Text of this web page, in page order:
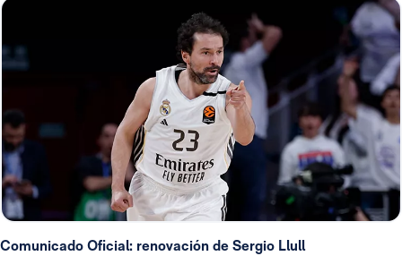
Comunicado Oficial: renovación de Sergio Llull